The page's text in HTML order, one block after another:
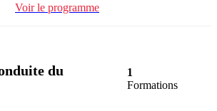
Voir le programme
du
1
Formations